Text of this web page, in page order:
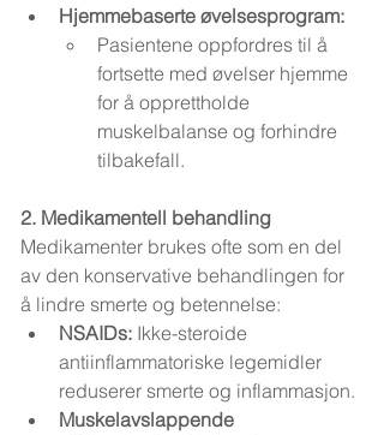
Hjemmebaserte øvelsesprogram:
Pasientene oppfordres til å
fortsette med øvelser hjemme
for å opprettholde
muskelbalanse og forhindre
tilbakefall.
2. Medikamentell behandling
Medikamenter brukes ofte som en del
av den konservative behandlingen for
å lindre smerte og betennelse:
NSAIDs: Ikke-steroide
antiinflammatoriske legemidler
reduserer smerte og inflammasjon.
Muskelavslappende